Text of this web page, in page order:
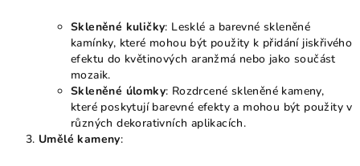
Skleněné kuličky: Lesklé a barevné skleněné
kamínky, které mohou být použity k přidání jiskřivého
efektu do květinových aranžmá nebo jako součást
mozaik.
Skleněné úlomky: Rozdrcené skleněné kameny,
které poskytují barevné efekty a mohou být použity v
různých dekorativních aplikacích.
Umělé kameny: